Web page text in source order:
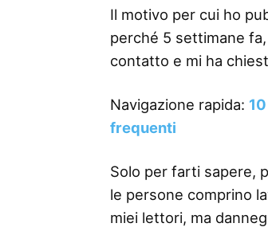
Il motivo per cui ho
perché 5 settimane
contatto e mi ha
Navigazione rapida:
frequenti
Solo per farti sapere,
le persone comprino
miei lettori, ma